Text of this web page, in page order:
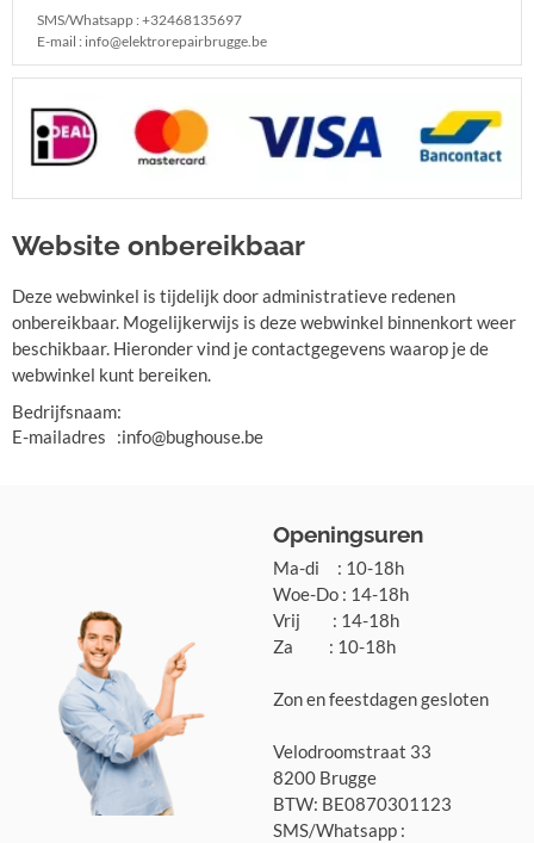
SMS/Whatsapp : +32468135697
E-mail : info@elektrorepairbrugge.be
Website onbereikbaar
Deze webwinkel is tijdelijk door administratieve redenen
onbereikbaar. Mogelijkerwijs is deze webwinkel binnenkort weer
beschikbaar. Hieronder vind je contactgegevens waarop je de
webwinkel kunt bereiken.
Bedrijfsnaam:
E-mailadres
:info@bughouse.be
Openingsuren
Ma-di : 10-18h
Woe-Do : 14-18h
Vrij : 14-18h
Za : 10-18h
Zon en feestdagen gesloten
Velodroomstraat 33
8200 Brugge
BTW: BE0870301123
SMS/Whatsapp :